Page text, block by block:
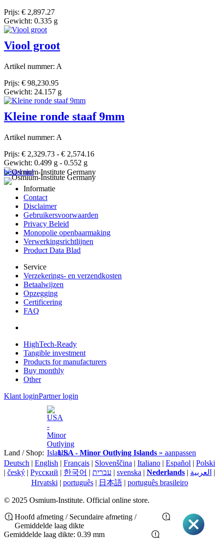
Prijs: € 2,897.27
Gewicht: 0.335 g
Viool groot
Artikel nummer: A
Prijs: € 98,230.95
Gewicht: 24.157 g
Kleine ronde staaf 9mm
Artikel nummer: A
Prijs: € 2,329.73 - € 2,574.16
Gewicht: 0.499 g - 0.552 g
bestel nu!
Informatie
Contact
Disclaimer
Gebruikersvoorwaarden
Privacy Beleid
Monopolie openbaarmaking
Verwerkingsrichtlijnen
Product Data Blad
Service
Verzekerings- en verzendkosten
Betaalwijzen
Opzegging
Certificering
FAQ
HighTech-Ready
Tangible investment
Products for manufacturers
Buy monthly
Other
Klant loginPartner login
Land / Shop: USA - Minor Outlying Islands » aanpassen
Deutsch | English | Français | Slovenščina | Italiano | Español | Polski
| český | Pусский | 한국어 | עברית | svenska | Nederlands | العربية |
Hrvatski | português| 日本語| português brasileiro
© 2025 Osmium-Institute. Official online store.
Hoofd afmeting / Secundaire afmeting /
Gemiddelde laag dikte
Gemiddelde laag dikte: 0.39 mm